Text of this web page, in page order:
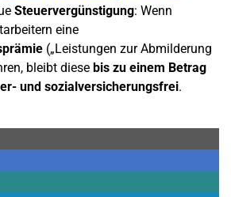
Steuervergünstigung: Wenn
eine
(„Leistungen zur Abmilderung
bleibt diese bis zu einem Betrag
und sozialversicherungsfrei.